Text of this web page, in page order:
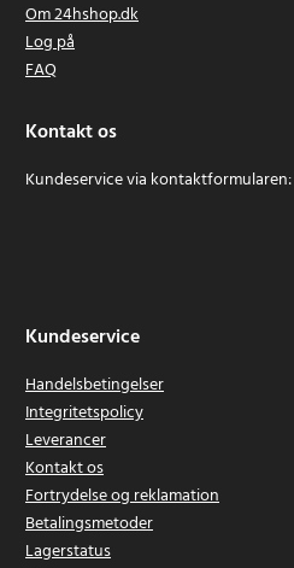
Om 24hshop.dk
Log på
FAQ
Kontakt os
Kundeservice via kontaktformularen:
Kundeservice
Handelsbetingelser
Integritetspolicy
Leverancer
Kontakt os
Fortrydelse og reklamation
Betalingsmetoder
Lagerstatus